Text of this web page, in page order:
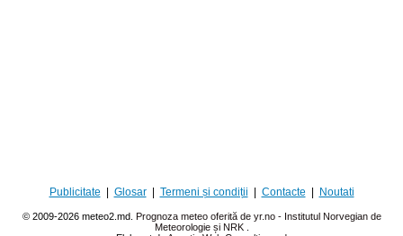
Publicitate Glosar| Termeni și condiții Contacte Noutati
© 2009-2026 meteo2.md. Prognoza meteo oferită de yr.no - Institutul Norvegian de
Meteorologie și NRK